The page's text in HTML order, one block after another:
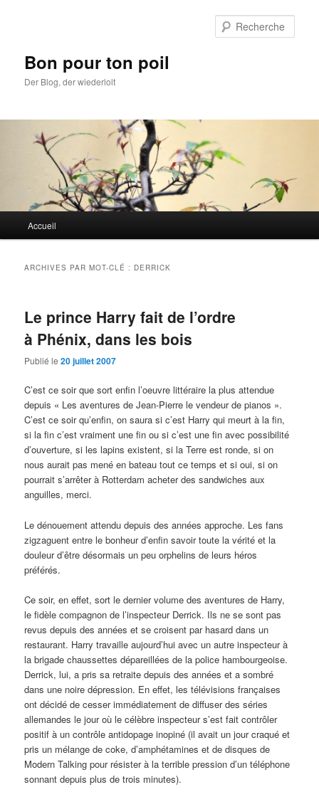
Bon pour ton poil
Der Blog, der wiederlolt
principal
Accueil
ARCHIVES PAR MOT-CLÉ : DERRICK
Le prince Harry fait de l’ordre
à Phénix, dans les bois
Publié le20 juillet 2007
C’est ce soir que sort enfin l’oeuvre littéraire la plus attendue
depuis « Les aventures de Jean-Pierre le vendeur de pianos ».
C’est ce soir qu’enfin, on saura si c’est Harry qui meurt à la fin,
si la fin c’est vraiment une fin ou si c’est une fin avec possibilité
d’ouverture, si les lapins existent, si la Terre est ronde, si on
nous aurait pas mené en bateau tout ce temps et si oui, si on
pourrait s’arrêter à Rotterdam acheter des sandwiches aux
anguilles, merci.
Le dénouement attendu depuis des années approche. Les fans
zigzaguent entre le bonheur d’enfin savoir toute la vérité et la
douleur d’être désormais un peu orphelins de leurs héros
préférés.
Ce soir, en effet, sort le dernier volume des aventures de Harry,
le fidèle compagnon de l’inspecteur Derrick. Ils ne se sont pas
revus depuis des années et se croisent par hasard dans un
restaurant. Harry travaille aujourd’hui avec un autre inspecteur à
la brigade chaussettes dépareillées de la police hambourgeoise.
Derrick, lui, a pris sa retraite depuis des années et a sombré
dans une noire dépression. En effet, les télévisions françaises
ont décidé de cesser immédiatement de diffuser des séries
allemandes le jour où le célèbre inspecteur s’est fait contrôler
positif à un contrôle antidopage inopiné (il avait un jour craqué et
pris un mélange de coke, d’amphétamines et de disques de
Modern Talking pour résister à la terrible pression d’un téléphone
sonnant depuis plus de trois minutes).